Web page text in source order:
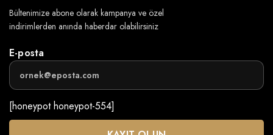
Bültenimize abone olarak kampanya ve özel
indirimlerden anında haberdar olabilirsiniz
E-posta
[honeypot honeypot-554]